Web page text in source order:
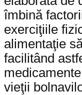
îmbină
exerciţiile
alimentaţie
facilitând
vieţii